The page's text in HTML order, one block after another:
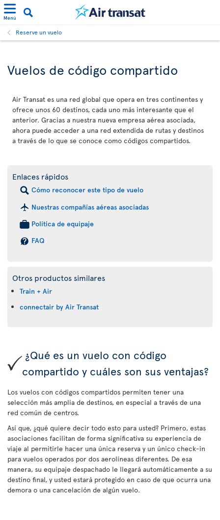
Menú
Reserve un vuelo
Vuelos de código compartido
Air Transat es una red global que opera en tres continentes y
ofrece unos 60 destinos, cada uno más interesante que el
anterior. Gracias a nuestra nueva empresa aérea asociada,
ahora puede acceder a una red extendida de rutas y destinos
a través de lo que se conoce como códigos compartidos.
Enlaces rápidos
Cómo reconocer este tipo de vuelo
Nuestras compañías aéreas asociadas
Política de equipaje
FAQ
Otros productos similares
Train + Air
connectair by Air Transat
¿Qué es un vuelo con código
compartido y cuáles son sus ventajas?
Los vuelos con códigos compartidos permiten tener una
selección más amplia de destinos, en especial a través de una
red común de centros.
Así que, ¿qué quiere decir todo esto para usted? Primero, estas
asociaciones facilitan de forma significativa su experiencia de
viaje al permitirle hacer una única reserva y un único check-in
para vuelos operados por dos aerolíneas diferentes. De esa
manera, su equipaje despachado le llegará automáticamente a su
destino final, y usted estará protegido en caso de que ocurra una
demora o una cancelación de algún vuelo.